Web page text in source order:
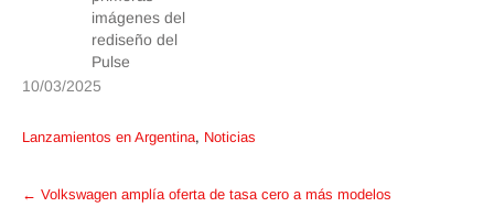
imágenes del
rediseño del
Pulse
10/03/2025
Lanzamientos en Argentina, Noticias
Post
← Volkswagen amplía oferta de tasa cero a más modelos